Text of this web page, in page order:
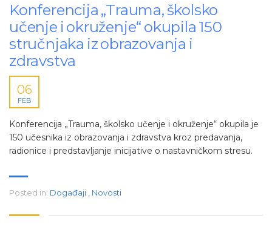
Konferencija „Trauma, školsko
učenje i okruženje“ okupila 150
stručnjaka iz obrazovanja i
zdravstva
06
FEB
Konferencija „Trauma, školsko učenje i okruženje“ okupila je
150 učesnika iz obrazovanja i zdravstva kroz predavanja,
radionice i predstavljanje inicijative o nastavničkom stresu.
Posted in: Događaji Novosti